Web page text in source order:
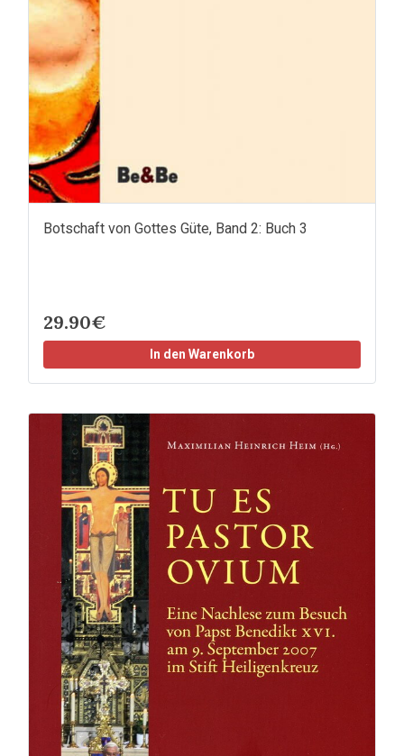
Botschaft von Gottes Güte, Band 2: Buch 3
29.90€
In den Warenkorb